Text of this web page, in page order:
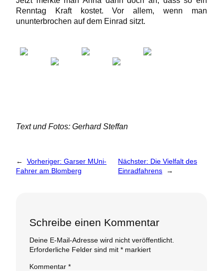
Renntag Kraft kostet. Vor allem, wenn man
ununterbrochen auf dem Einrad sitzt.
Text und Fotos: Gerhard Steffan
← Vorheriger: Garser MUni-
Fahrer am Blomberg
Nächster: Die Vielfalt des
Einradfahrens
→
Schreibe einen Kommentar
Deine E-Mail-Adresse wird nicht veröffentlicht.
Erforderliche Felder sind mit *markiert
Kommentar *